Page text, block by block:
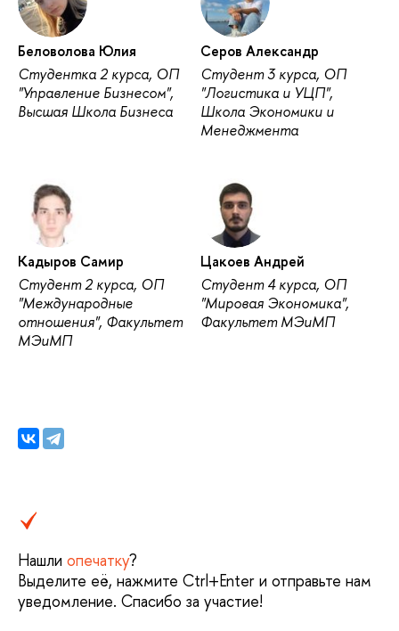
Беловолова Юлия
Студентка 2 курса, ОП
"Управление Бизнесом",
Высшая Школа Бизнеса
Серов Александр
Студент 3 курса, ОП
"Логистика и УЦП",
Школа Экономики и
Менеджмента
Кадыров Самир
Студент 2 курса, ОП
"Международные
отношения", Факультет
МЭиМП
Цакоев Андрей
Студент 4 курса, ОП
"Мировая Экономика",
Факультет МЭиМП
Нашли опечатку?
Выделите её, нажмите Ctrl+Enter и отправьте нам
уведомление. Спасибо за участие!